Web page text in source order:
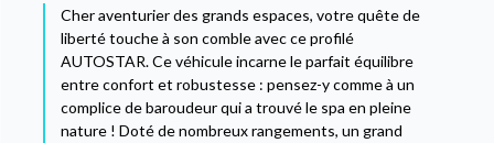
Cher aventurier des grands espaces, votre quête de
liberté touche à son comble avec ce profilé
AUTOSTAR. Ce véhicule incarne le parfait équilibre
entre confort et robustesse : pensez-y comme à un
complice de baroudeur qui a trouvé le spa en pleine
nature ! Doté de nombreux rangements, un grand